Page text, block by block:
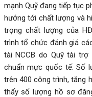
mạnh Quỹ đang tiếp tục
hướng tới chất lượng và
trọng chất lượng của
trình tổ chức đánh giá
tài NCCB do Quỹ tài
chuẩn mực quốc tế. Số
trên 400 công trình, tăng
thấy số lượng hồ sơ